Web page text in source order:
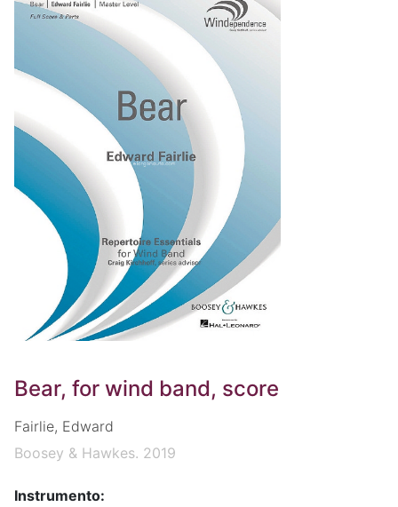
Bear, for wind band, score
Fairlie, Edward
Boosey & Hawkes. 2019
Instrumento: